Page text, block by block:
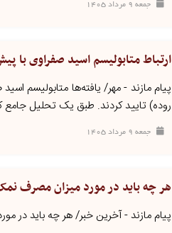
جمعه ۹ مرداد ۱۴۰۵
ارتباط متابولیسم اسید صفراوی با
پیام مازند - مهر/ یافته‌ها متابولیسم
روده) تایید کردند. طبق یک تحلیل جامع
جمعه ۹ مرداد ۱۴۰۵
هر چه باید در مورد میزان مصرف
پیام مازند - آخرین خبر/ هر چه باید در